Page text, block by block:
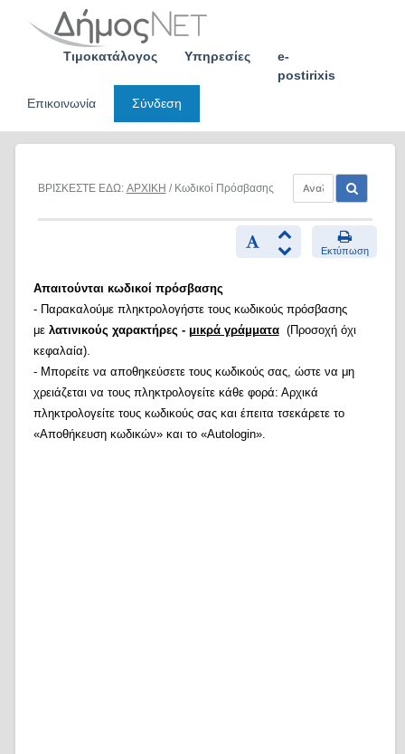
Τιμοκατάλογος Υπηρεσίες
e-
postirixis
Επικοινωνία
Σύνδεση
ΒΡΙΣΚΕΣΤΕ ΕΔΩ: ΑΡΧΙΚΗ / Κωδικοί Πρόσβασης
Εκτύπωση
Απαιτούνται κωδικοί πρόσβασης
- Παρακαλούμε πληκτρολογήστε τους κωδικούς πρόσβασης
με λατινικούς χαρακτήρες - μικρά γράμματα(Προσοχή όχι
κεφαλαία).
- Μπορείτε να αποθηκεύσετε τους κωδικούς σας, ώστε να μη
χρειάζεται να τους πληκτρολογείτε κάθε φορά: Αρχικά
πληκτρολογείτε τους κωδικούς σας και έπειτα τσεκάρετε το
«Αποθήκευση κωδικών» και το «Autologin».